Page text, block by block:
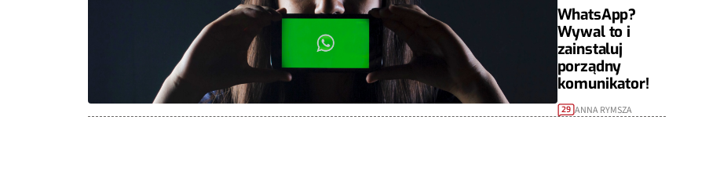
WhatsApp?
Wywal to i
zainstaluj
porządny
komunikator!
29 ANNA RYMSZA